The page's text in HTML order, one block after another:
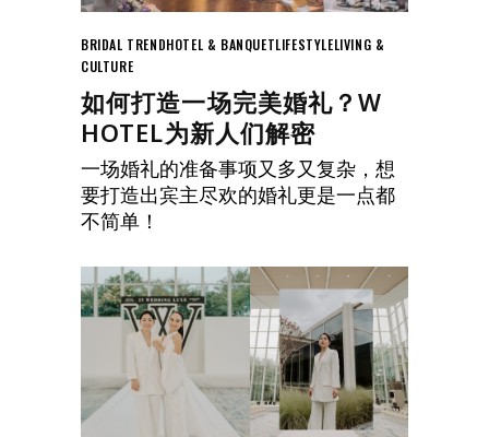
BRIDAL TRENDHOTEL & BANQUETLIFESTYLELIVING &
CULTURE
如何打造一场完美婚礼？W
HOTEL为新人们解密
一场婚礼的准备事项又多又复杂，想
要打造出宾主尽欢的婚礼更是一点都
不简单！